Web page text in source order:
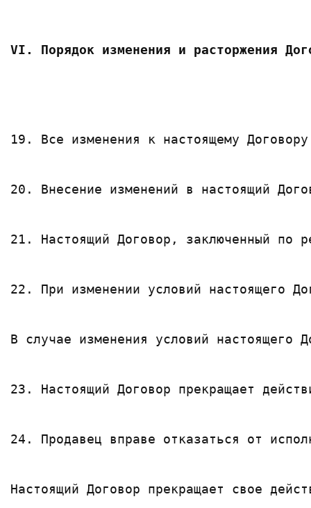
VI. Порядок изменения и расторжения
19. Все изменения к настоящему
20. Внесение изменений в настоящий
21. Настоящий Договор, заключенный по
22. При изменении условий настоящего
В случае изменения условий настоящего
23. Настоящий Договор прекращает
24. Продавец вправе отказаться от
Настоящий Договор прекращает свое